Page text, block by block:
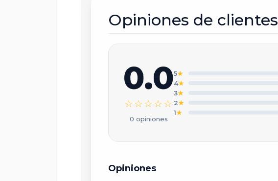
Opiniones de clientes
0.0
☆☆☆☆☆
0 opiniones
5★
4★
3★
2★
1★
Opiniones
★
★